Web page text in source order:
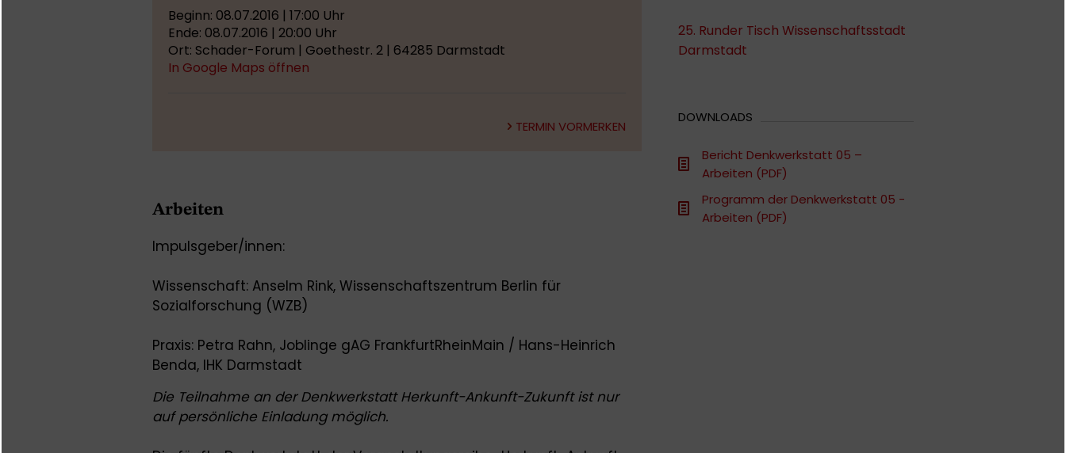
Beginn: 08.07.2016 | 17:00 Uhr
Ende: 08.07.2016 | 20:00 Uhr
Ort: Schader-Forum | Goethestr. 2 | 64285 Darmstadt
In Google Maps öffnen
TERMIN VORMERKEN
Arbeiten
Impulsgeber/innen:
Wissenschaft: Anselm Rink, Wissenschaftszentrum Berlin für
Sozialforschung (WZB)
Praxis: Petra Rahn, Joblinge gAG FrankfurtRheinMain / Hans-Heinrich
Benda, IHK Darmstadt
Die Teilnahme an der Denkwerkstatt Herkunft-Ankunft-Zukunft ist nur
auf persönliche Einladung möglich.
25. Runder Tisch Wissenschaftsstadt
Darmstadt
DOWNLOADS
Bericht Denkwerkstatt 05 –
Arbeiten (PDF)
Programm der Denkwerkstatt 05 -
Arbeiten (PDF)